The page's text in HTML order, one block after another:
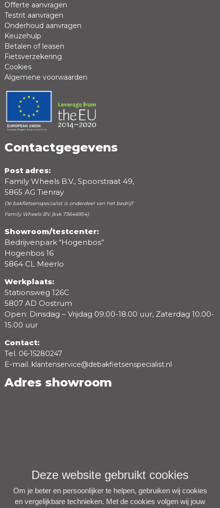
Review *
Positieve punten
Beoordeling
Offerte aanvragen
Testrit aanvragen
Onderhoud aanvragen
Keuzehulp
Betalen of leasen
Fietsverzekering
Cookies
Algemene voorwaarden
Contactgegevens
Post adres:
Family Wheels B.V., Spoorstraat 49,
5865 AG Tienray
De bakfietsenspecialist is onderdeel van het bedrijf
Family Wheels BV (kvk 73646954)
Showroom/testcenter:
Bedrijvenpark “Hogenbos”
Hogenbos 16
5864 CL Meerlo
Werkplaats:
Stationsweg 126C
5807 AD Oostrum
Open: Dinsdag – Vrijdag 09.00-18.00 uur, Zaterdag 10.00-
15.00 uur
Contact:
Tel. 06-15280247
E-mail. klantenservice@debakfietsenspecialist.nl
Adres showroom
Deze website gebruikt cookies
Om je beter en persoonlijker te helpen, gebruiken wij cookies
en vergelijkbare technieken. Met de cookies volgen wij jouw